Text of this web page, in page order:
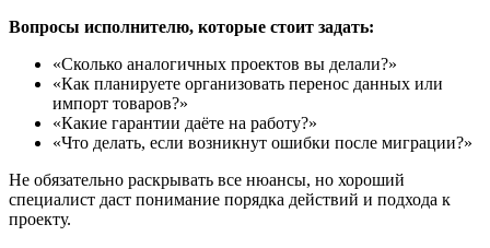
Вопросы исполнителю, которые стоит задать:
«Сколько аналогичных проектов вы делали?»
«Как планируете организовать перенос данных или
импорт товаров?»
«Какие гарантии даёте на работу?»
«Что делать, если возникнут ошибки после миграции?»
Не обязательно раскрывать все нюансы, но хороший
специалист даст понимание порядка действий и подхода к
проекту.